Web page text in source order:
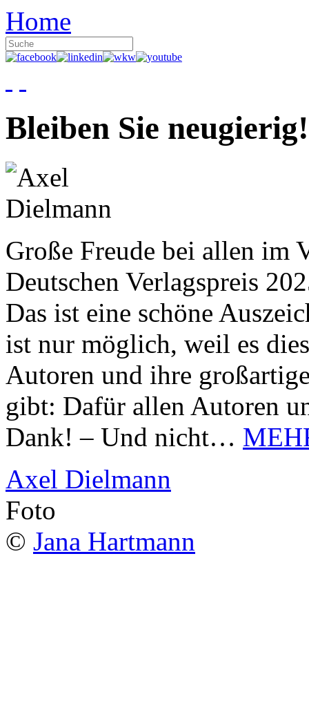
Home
Bleiben Sie neugierig!
Große Freude bei allen im
Deutschen Verlagspreis
Das ist eine schöne
ist nur möglich, weil es
Autoren und ihre
gibt: Dafür allen Autoren
Dank! – Und nicht…
Axel Dielmann
Foto
© Jana Hartmann